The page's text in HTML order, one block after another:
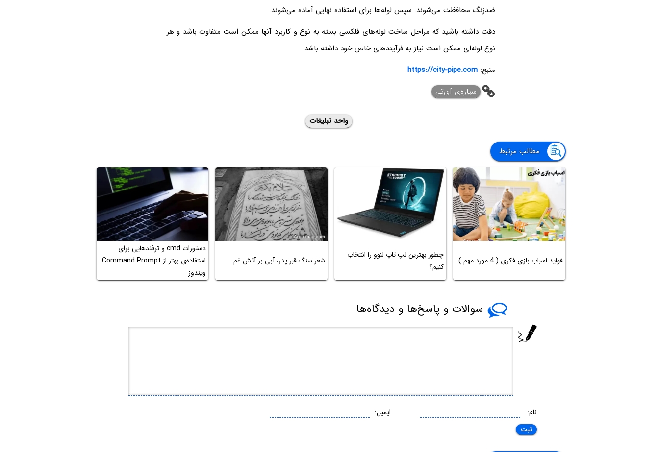
ضدزنگ محافظت می‌شوند. سپس لوله‌ها برای استفاده نهایی آماده می‌شوند.
دقت داشته باشید که مراحل ساخت لوله‌های فلکسی بسته به نوع و کاربرد آنها ممکن است متفاوت باشد و هر
نوع لوله‌ای ممکن است نیاز به فرآیندهای خاص خود داشته باشد.
منبع:https://city-pipe.com
‌سیاره‌ی آی‌تی
واحد تبلیغات
مطالب مرتبط
فواید اسباب بازی فکری ( 4 مورد مهم )
چطور بهترین لپ تاپ لنوو را انتخاب
کنیم؟
شعر سنگ قبر پدر، آبی بر آتش غم
دستورات cmd و ترفندهایی برای
استفاده‌ی بهتر از Command Prompt
ویندوز
سوالات و پاسخ‌ها و دیدگاه‌ها
نام: ایمیل: